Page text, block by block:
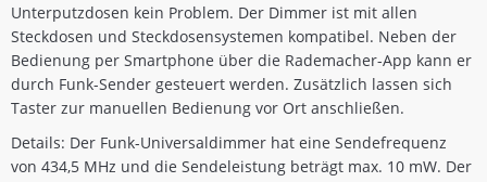
Unterputzdosen kein Problem. Der Dimmer ist mit allen
Steckdosen und Steckdosensystemen kompatibel. Neben der
Bedienung per Smartphone über die Rademacher-App kann er
durch Funk-Sender gesteuert werden. Zusätzlich lassen sich
Taster zur manuellen Bedienung vor Ort anschließen.
Details: Der Funk-Universaldimmer hat eine Sendefrequenz
von 434,5 MHz und die Sendeleistung beträgt max. 10 mW. Der